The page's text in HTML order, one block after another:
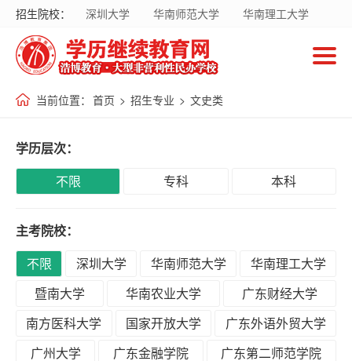
招生院校： 深圳大学 华南师范大学
华南理工大学
暨南大学
华南农业大学
广东财经大学
南方医科大学
国家开放大学
当前位置： 首页 > 招生专业 > 文史类
学历层次：
不限
专科 本科
主考院校：
不限
深圳大学 华南师范大学
华南理工大学
暨南大学
华南农业大学
广东财经大学
南方医科大学
国家开放大学
广东外语外贸大学
广州大学
广东金融学院
广东第二师范学院